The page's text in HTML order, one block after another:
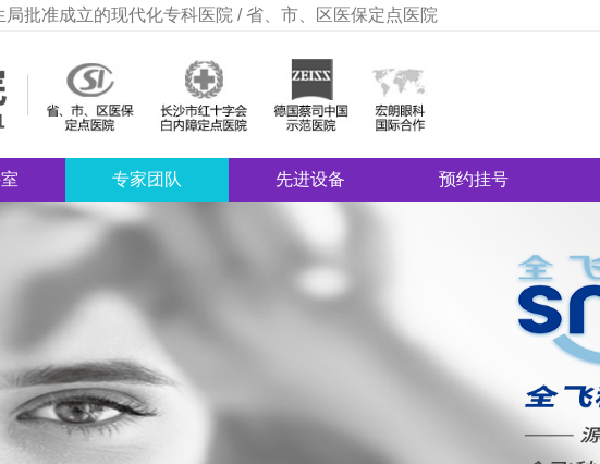
批准成立的现代化专科医院 / 省、市、区医保定点医院
专家团队 先进设备 预约挂号